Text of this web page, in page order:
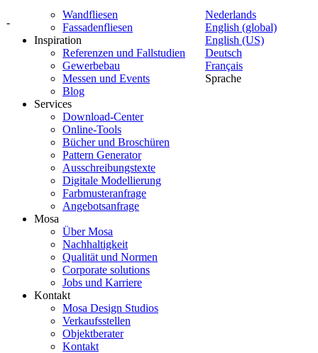
-
Nederlands
English (global)
English (US)
Deutsch
Français
Sprache
Wandfliesen
Fassadenfliesen
Inspiration
Referenzen und Fallstudien
Gewerbebau
Messen und Events
Blog
Services
Download-Center
Online-Tools
Bücher und Broschüren
Pattern Generator
Ausschreibungstexte
Digitale Modellierung
Farbmusteranfrage
Angebotsanfrage
Mosa
Über Mosa
Nachhaltigkeit
Qualität und Normen
Corporate solutions
Jobs und Karriere
Kontakt
Mosa Design Studios
Verkaufsstellen
Objektberater
Kontakt